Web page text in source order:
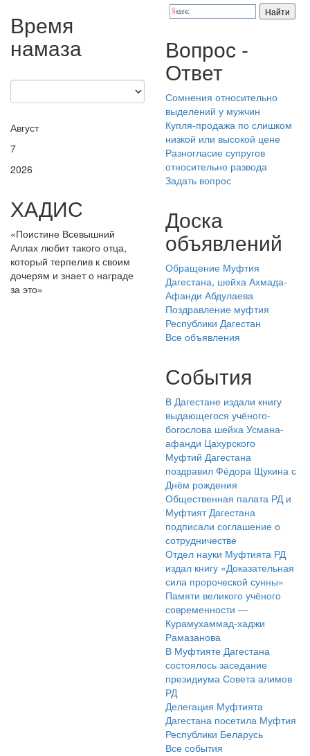
Время
намаза
Август
7
2026
ХАДИС
«Поистине Всевышний
Аллах любит такого отца,
который терпелив к своим
дочерям и знает о награде
за это»
Вопрос -
Ответ
Сомнения относительно
выделений у мужчин
Купля-продажа по слишком
низкой или высокой цене
Разногласие супругов
относительно развода
Задать вопрос
Доска
объявлений
Обращение Муфтия
Дагестана, шейха Ахмада-
Афанди Абдулаева
Поздравление муфтия
Республики Дагестан
Все объявления
События
В Дагестане издали книгу
выдающегося учёного-
богослова шейха Усмана-
афанди Цахурского
Муфтий Дагестана
поздравил Фёдора Щукина с
Днём рождения
Общественная палата РД и
Муфтият Дагестана
подписали соглашение о
сотрудничестве
Отдел науки Муфтията РД
издал книгу «Доказательная
сила пророческой сунны»
Памяти великого учёного
современности —
Курамухаммад-хаджи
Рамазанова
В Муфтияте Дагестана
состоялось заседание
президиума Совета алимов
РД
Делегация Муфтията
Дагестана посетила Муфтия
Республики Беларусь
Все события